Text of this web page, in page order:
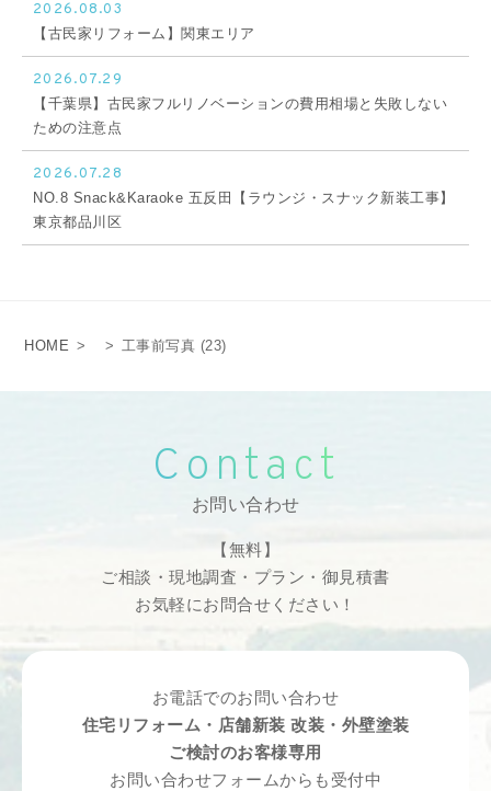
2026.08.03
【古民家リフォーム】関東エリア
2026.07.29
【千葉県】古民家フルリノベーションの費用相場と失敗しない
ための注意点
2026.07.28
NO.8 Snack&Karaoke 五反田【ラウンジ・スナック新装工事】
東京都品川区
HOME > > 工事前写真 (23)
Contact
お問い合わせ
【無料】
ご相談・現地調査・プラン・御見積書
お気軽にお問合せください！
お電話でのお問い合わせ
住宅リフォーム・店舗新装 改装・外壁塗装
ご検討のお客様専用
お問い合わせフォームからも受付中